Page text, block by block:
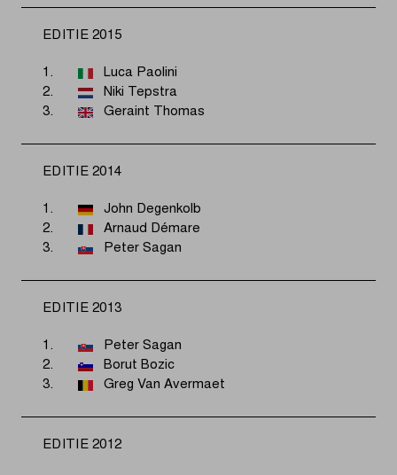
EDITIE 2015
1.
Luca Paolini
2.
Niki Tepstra
3.
Geraint Thomas
EDITIE 2014
1.
John Degenkolb
2.
Arnaud Démare
3.
Peter Sagan
EDITIE 2013
1.
Peter Sagan
2.
Borut Bozic
3.
Greg Van Avermaet
EDITIE 2012